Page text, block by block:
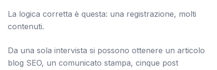
La logica corretta è questa: una registrazione, molti
contenuti.
Da una sola intervista si possono ottenere un articolo
blog SEO, un comunicato stampa, cinque post